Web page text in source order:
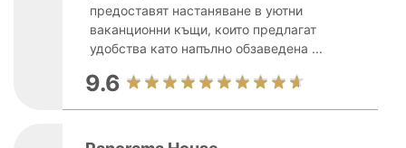
предоставят настаняване в уютни
ваканционни къщи, които предлагат
удобства като напълно обзаведена ...
9.6